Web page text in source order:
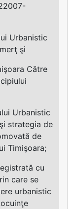
Urbanistic
şi
Către
Urbanistic
strategia de
de
Timişoara;
cu
care se
urbanistic